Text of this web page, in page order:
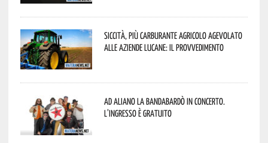
Siccità, più carburante agricolo agevolato
alle aziende lucane: il provvedimento
Ad Aliano la Bandabardò in concerto.
L’ingresso è gratuito